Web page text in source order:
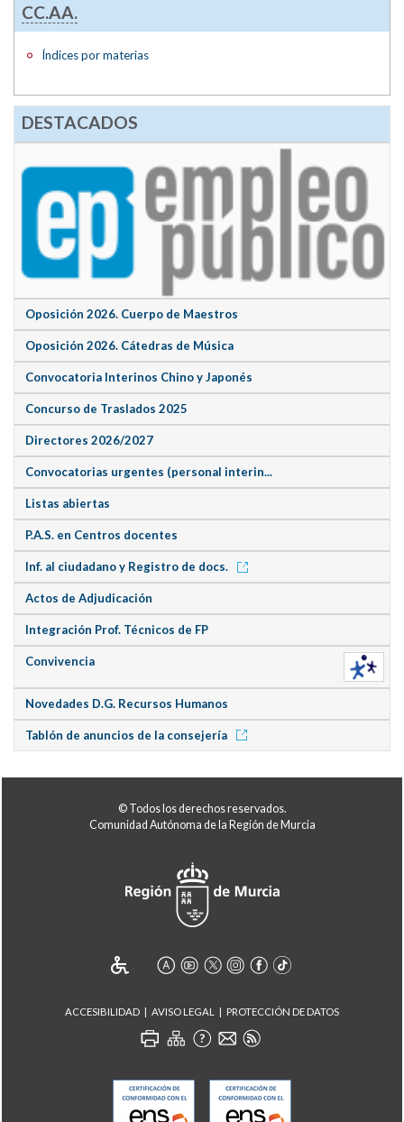
CC.AA.
Índices por materias
DESTACADOS
Oposición 2026. Cuerpo de Maestros
Oposición 2026. Cátedras de Música
Convocatoria Interinos Chino y Japonés
Concurso de Traslados 2025
Directores 2026/2027
Convocatorias urgentes (personal interin...
Listas abiertas
P.A.S. en Centros docentes
Inf. al ciudadano y Registro de docs.
Actos de Adjudicación
Integración Prof. Técnicos de FP
Convivencia
Novedades D.G. Recursos Humanos
Tablón de anuncios de la consejería
© Todos los derechos reservados.
Comunidad Autónoma de la Región de Murcia
ACCESIBILIDAD AVISO LEGAL PROTECCIÓN DE DATOS